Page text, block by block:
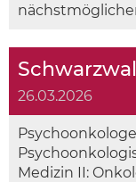
26.03.2026
Medizin II: